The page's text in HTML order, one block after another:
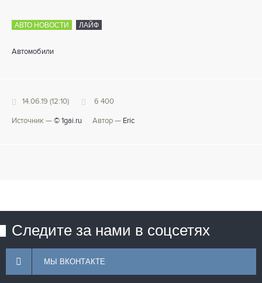
АВТО НОВОСТИ ЛАЙФ
Автомобили
14.06.19 (12:10) 6 400
Источник — © 1gai.ru Автор — Eric
Следите за нами в соцсетях
МЫ ВКОНТАКТЕ